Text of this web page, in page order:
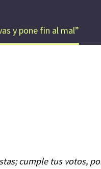
y pone fin al mal”
cumple tus votos,